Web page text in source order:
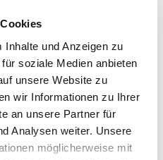
und Anzeigen zu
soziale Medien anbieten
unsere Website zu
wir Informationen zu Ihrer
an unsere Partner für
Analysen weiter. Unsere
möglicherweise mit
Sie auch